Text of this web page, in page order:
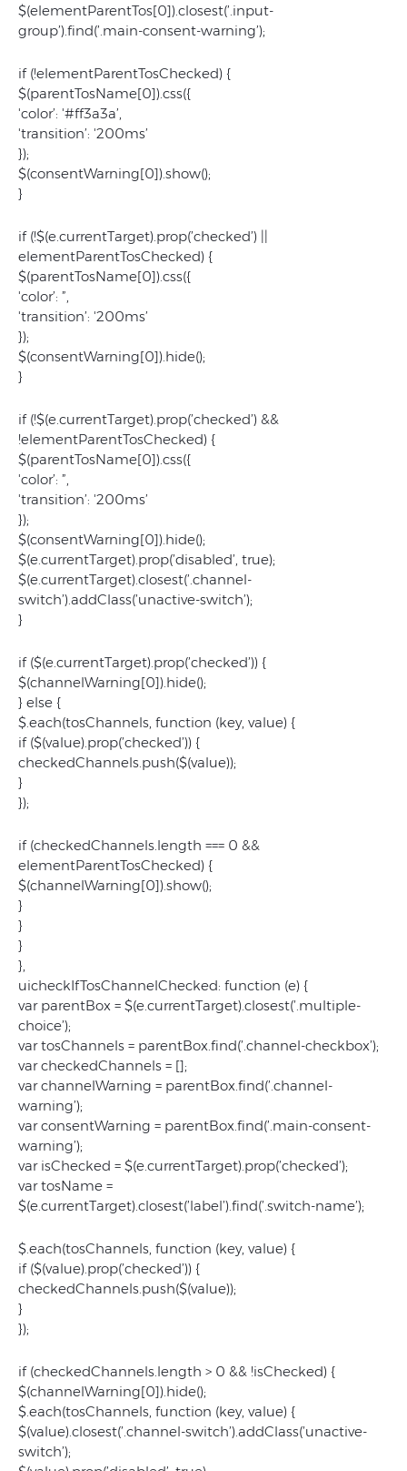
$(elementParentTos[0]).closest(’.input-
group’).find(’.main-consent-warning’);
if (!elementParentTosChecked) {
$(parentTosName[0]).css({
'color’: '#ff3a3a’,
'transition’: '200ms’
});
$(consentWarning[0]).show();
}
if (!$(e.currentTarget).prop(’checked’) ||
elementParentTosChecked) {
$(parentTosName[0]).css({
'color’: ”,
'transition’: '200ms’
});
$(consentWarning[0]).hide();
}
if (!$(e.currentTarget).prop(’checked’) &&
!elementParentTosChecked) {
$(parentTosName[0]).css({
'color’: ”,
'transition’: '200ms’
});
$(consentWarning[0]).hide();
$(e.currentTarget).prop(’disabled’, true);
$(e.currentTarget).closest(’.channel-
switch’).addClass(’unactive-switch’);
}
if ($(e.currentTarget).prop(’checked’)) {
$(channelWarning[0]).hide();
} else {
$.each(tosChannels, function (key, value) {
if ($(value).prop(’checked’)) {
checkedChannels.push($(value));
}
});
if (checkedChannels.length === 0 &&
elementParentTosChecked) {
$(channelWarning[0]).show();
}
}
}
},
uicheckIfTosChannelChecked: function (e) {
var parentBox = $(e.currentTarget).closest(’.multiple-
choice’);
var tosChannels = parentBox.find(’.channel-checkbox’);
var checkedChannels = [];
var channelWarning = parentBox.find(’.channel-
warning’);
var consentWarning = parentBox.find(’.main-consent-
warning’);
var isChecked = $(e.currentTarget).prop(’checked’);
var tosName =
$(e.currentTarget).closest(’label’).find(’.switch-name’);
$.each(tosChannels, function (key, value) {
if ($(value).prop(’checked’)) {
checkedChannels.push($(value));
}
});
if (checkedChannels.length > 0 && !isChecked) {
$(channelWarning[0]).hide();
$.each(tosChannels, function (key, value) {
$(value).closest(’.channel-switch’).addClass(’unactive-
switch’);